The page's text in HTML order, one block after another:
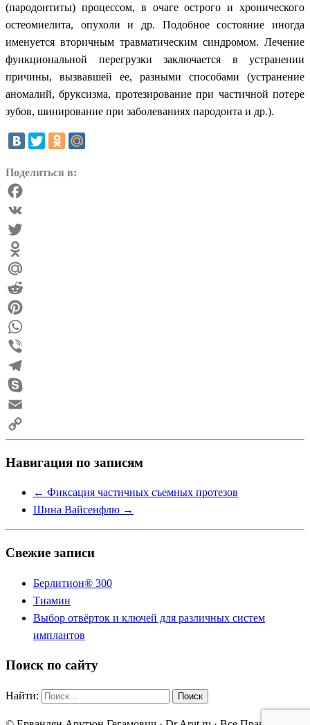
(пародонтиты) процессом, в очаге острого и хронического
остеомиелита, опухоли и др. Подобное состояние иногда
именуется вторичным травматическим синдромом. Лечение
функциональной перегрузки заключается в устранении
причины, вызвавшей ее, разными способами (устранение
аномалий, бруксизма, протезирование при частичной потере
зубов, шинирование при заболеваниях пародонта и др.).
Поделиться в:
Facebook
VK
Twitter
Odnoklassniki
Mail.Ru
Reddit
Pinterest
WhatsApp
Viber
Telegram
Skype
Email
Copy
Link
Навигация по записям
← Фиксация частичных съемных протезов
Шина Вайсенфлю →
Свежие записи
Берлитион® 300
Тиамин
Выбор отвёрток и ключей для различных систем
имплантов
Поиск по сайту
Найти: